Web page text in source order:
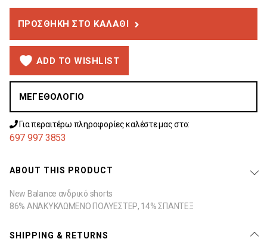
ΠΡΟΣΘΉΚΗ ΣΤΟ ΚΑΛΆΘΙ
ADD TO WISHLIST
ΜΕΓΕΘΟΛΌΓΙΟ
Για περαιτέρω πληροφορίες καλέστε μας στο:
697 997 3853
ABOUT THIS PRODUCT
New Balance ανδρικό shorts
86% ΑΝΑΚΥΚΛΩΜΕΝΟ ΠΟΛΥΕΣΤΕΡ, 14% ΣΠΑΝΤΕΞ
SHIPPING & RETURNS